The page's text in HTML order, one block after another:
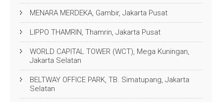
MENARA MERDEKA, Gambir, Jakarta Pusat
LIPPO THAMRIN, Thamrin, Jakarta Pusat
WORLD CAPITAL TOWER (WCT), Mega Kuningan,
Jakarta Selatan
BELTWAY OFFICE PARK, TB. Simatupang, Jakarta
Selatan